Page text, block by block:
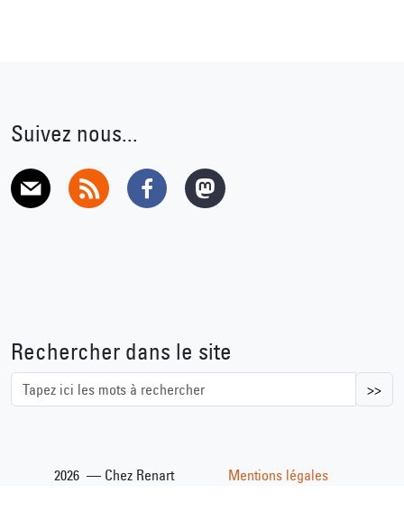
Suivez nous...
Rechercher dans le site
>>
2026 — Chez Renart Mentions légales